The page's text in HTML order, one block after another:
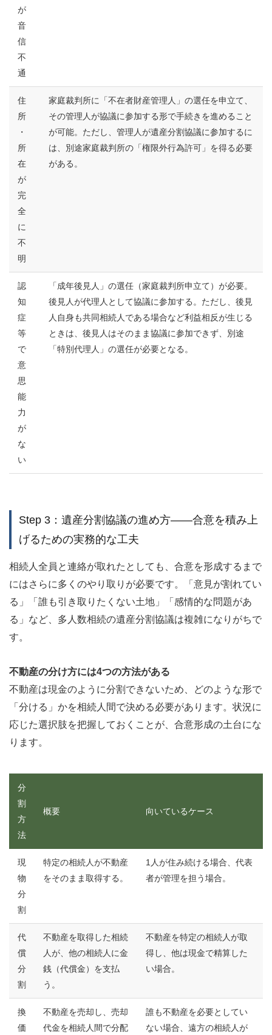
が
音
信
不
通
住
所
・
所
在
が
完
全
に
不
明
家庭裁判所に「不在者財産管理人」の選任を申立て、
その管理人が協議に参加する形で手続きを進めること
が可能。ただし、管理人が遺産分割協議に参加するに
は、別途家庭裁判所の「権限外行為許可」を得る必要
がある。
認
知
症
等
で
意
思
能
力
が
な
い
「成年後見人」の選任（家庭裁判所申立て）が必要。
後見人が代理人として協議に参加する。ただし、後見
人自身も共同相続人である場合など利益相反が生じる
ときは、後見人はそのまま協議に参加できず、別途
「特別代理人」の選任が必要となる。
Step 3：遺産分割協議の進め方——合意を積み上
げるための実務的な工夫
相続人全員と連絡が取れたとしても、合意を形成するまで
にはさらに多くのやり取りが必要です。「意見が割れてい
る」「誰も引き取りたくない土地」「感情的な問題があ
る」など、多人数相続の遺産分割協議は複雑になりがちで
す。
不動産の分け方には4つの方法がある
不動産は現金のように分割できないため、どのような形で
「分ける」かを相続人間で決める必要があります。状況に
応じた選択肢を把握しておくことが、合意形成の土台にな
ります。
分
割
方
法
概要 向いているケース
現
物
分
割
特定の相続人が不動産
をそのまま取得する。
1人が住み続ける場合、代表
者が管理を担う場合。
代
償
分
割
不動産を取得した相続
人が、他の相続人に金
銭（代償金）を支払
う。
不動産を特定の相続人が取
得し、他は現金で精算した
い場合。
換
価
不動産を売却し、売却
代金を相続人間で分配
誰も不動産を必要としてい
ない場合、遠方の相続人が